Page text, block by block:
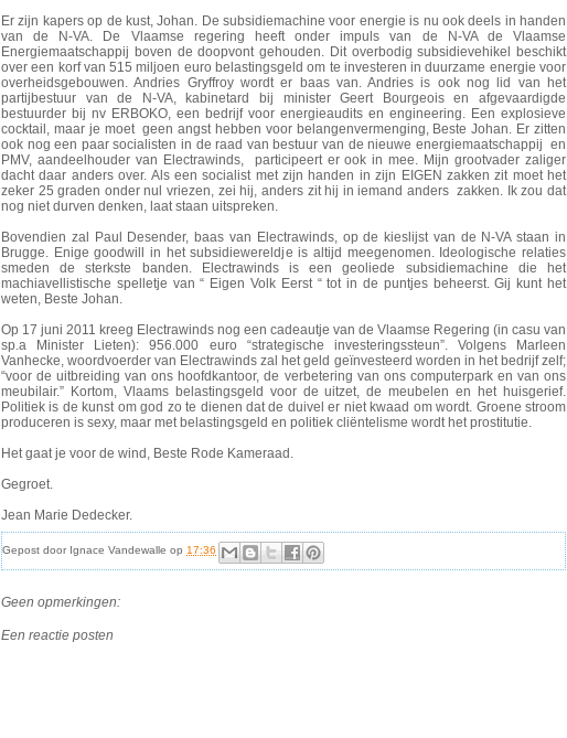
Er zijn kapers op de kust, Johan. De subsidiemachine voor energie is nu ook deels in handen
van de N-VA. De Vlaamse regering heeft onder impuls van de N-VA de Vlaamse
Energiemaatschappij boven de doopvont gehouden. Dit overbodig subsidievehikel beschikt
over een korf van 515 miljoen euro belastingsgeld om te investeren in duurzame energie voor
overheidsgebouwen. Andries Gryffroy wordt er baas van. Andries is ook nog lid van het
partijbestuur van de N-VA, kabinetard bij minister Geert Bourgeois en afgevaardigde
bestuurder bij nv ERBOKO, een bedrijf voor energieaudits en engineering. Een explosieve
cocktail, maar je moet geen angst hebben voor belangenvermenging, Beste Johan. Er zitten
ook nog een paar socialisten in de raad van bestuur van de nieuwe energiemaatschappij en
PMV, aandeelhouder van Electrawinds, participeert er ook in mee. Mijn grootvader zaliger
dacht daar anders over. Als een socialist met zijn handen in zijn EIGEN zakken zit moet het
zeker 25 graden onder nul vriezen, zei hij, anders zit hij in iemand anders zakken. Ik zou dat
nog niet durven denken, laat staan uitspreken.
Bovendien zal Paul Desender, baas van Electrawinds, op de kieslijst van de N-VA staan in
Brugge. Enige goodwill in het subsidiewereldje is altijd meegenomen. Ideologische relaties
smeden de sterkste banden. Electrawinds is een geoliede subsidiemachine die het
machiavellistische spelletje van “ Eigen Volk Eerst “ tot in de puntjes beheerst. Gij kunt het
weten, Beste Johan.
Op 17 juni 2011 kreeg Electrawinds nog een cadeautje van de Vlaamse Regering (in casu van
sp.a Minister Lieten): 956.000 euro “strategische investeringssteun”. Volgens Marleen
Vanhecke, woordvoerder van Electrawinds zal het geld geïnvesteerd worden in het bedrijf zelf;
“voor de uitbreiding van ons hoofdkantoor, de verbetering van ons computerpark en van ons
meubilair.” Kortom, Vlaams belastingsgeld voor de uitzet, de meubelen en het huisgerief.
Politiek is de kunst om god zo te dienen dat de duivel er niet kwaad om wordt. Groene stroom
produceren is sexy, maar met belastingsgeld en politiek cliëntelisme wordt het prostitutie.
Het gaat je voor de wind, Beste Rode Kameraad.
Gegroet.
Jean Marie Dedecker.
Gepost door Ignace Vandewalle op 17:36
Geen opmerkingen:
Een reactie posten